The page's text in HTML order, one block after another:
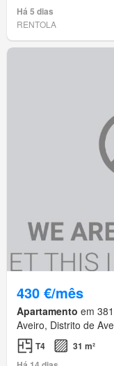
Há 5 dias
RENTOLA
430 €/mês
Apartamento em
Aveiro, Distrito de
T4
31 m²